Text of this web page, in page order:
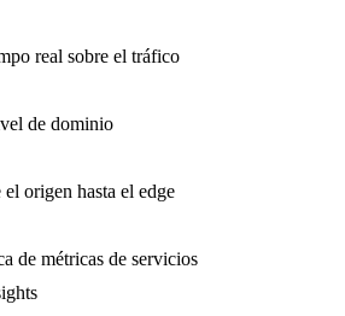
real sobre el tráfico
de dominio
origen hasta el edge
de métricas de servicios